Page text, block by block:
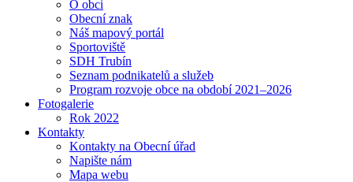
O obci
Obecní znak
Náš mapový portál
Sportoviště
SDH Trubín
Seznam podnikatelů a služeb
Program rozvoje obce na období 2021–2026
Fotogalerie
Rok 2022
Kontakty
Kontakty na Obecní úřad
Napište nám
Mapa webu